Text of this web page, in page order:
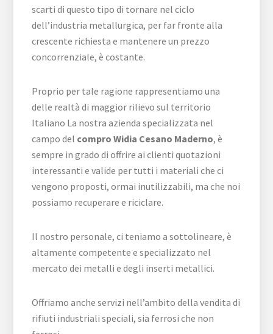
scarti di questo tipo di tornare nel ciclo
dell’industria metallurgica, per far fronte alla
crescente richiesta e mantenere un prezzo
concorrenziale, è costante.
Proprio per tale ragione rappresentiamo una
delle realtà di maggior rilievo sul territorio
Italiano La nostra azienda specializzata nel
campo del compro Widia Cesano Maderno, è
sempre in grado di offrire ai clienti quotazioni
interessanti e valide per tutti i materiali che ci
vengono proposti, ormai inutilizzabili, ma che noi
possiamo recuperare e riciclare.
Il nostro personale, ci teniamo a sottolineare, è
altamente competente e specializzato nel
mercato dei metalli e degli inserti metallici.
Offriamo anche servizi nell’ambito della vendita di
rifiuti industriali speciali, sia ferrosi che non